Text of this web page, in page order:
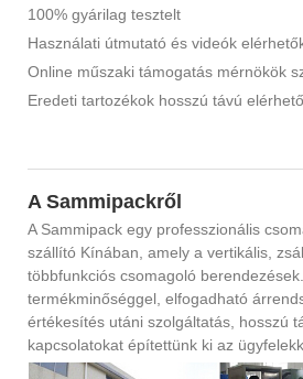
100% gyárilag tesztelt
Használati útmutató és videók
Online műszaki támogatás mérnökök
Eredeti tartozékok hosszú távú
A Sammipackről
A Sammipack egy professzionális
szállító Kínában, amely a vertikális,
többfunkciós csomagoló
termékminőséggel, elfogadható
értékesítés utáni szolgáltatás, hosszú
kapcsolatokat építettünk ki az